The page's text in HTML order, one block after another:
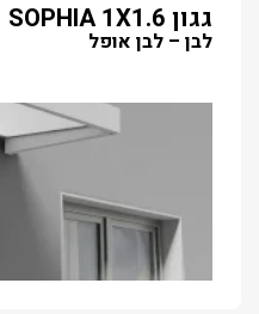
גגון SOPHIA 1X1.6
לבן – לבן אופל